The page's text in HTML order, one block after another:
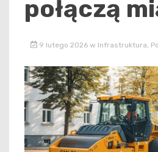
połączą
9 lutego 2026 w Infrastruktura